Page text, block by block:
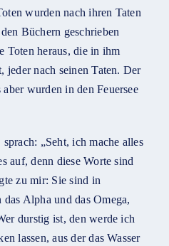
wurden nach ihren Taten
Büchern geschrieben
Toten heraus, die in ihm
jeder nach seinen Taten. Der
wurden in den Feuersee
„Seht, ich mache alles
auf, denn diese Worte sind
zu mir: Sie sind in
Alpha und das Omega,
durstig ist, den werde ich
lassen, aus der das Wasser